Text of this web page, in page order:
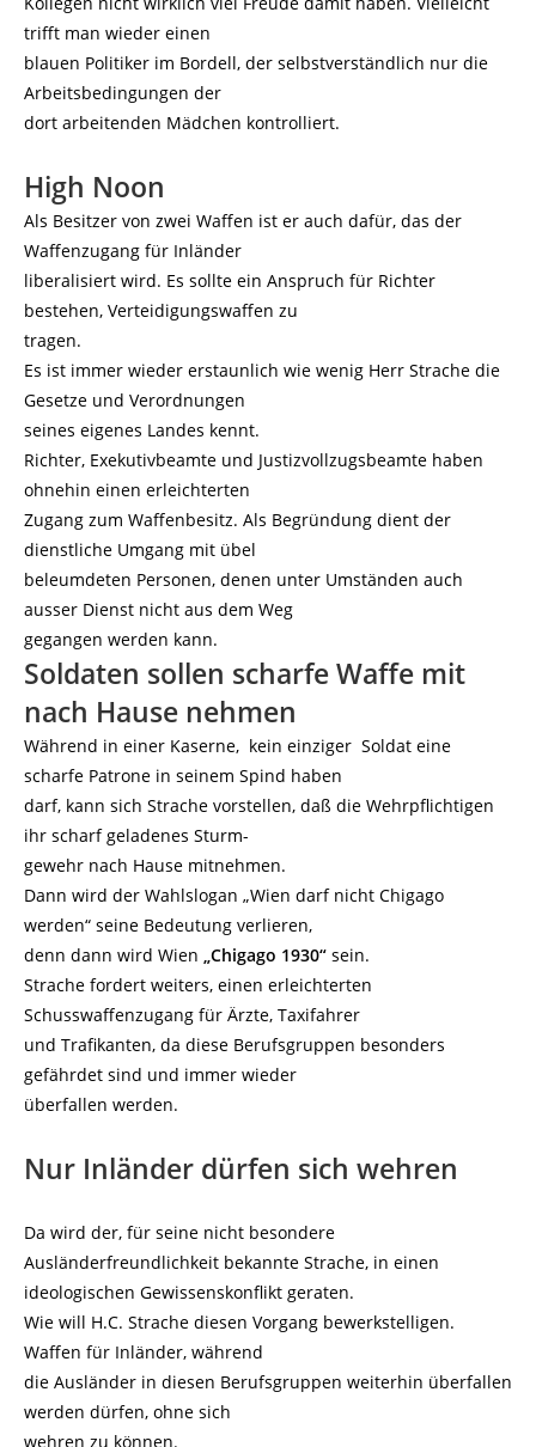
trifft man wieder einen
blauen Politiker im Bordell, der selbstverständlich nur die
Arbeitsbedingungen der
dort arbeitenden Mädchen kontrolliert.
High Noon
Als Besitzer von zwei Waffen ist er auch dafür, das der
Waffenzugang für Inländer
liberalisiert wird. Es sollte ein Anspruch für Richter
bestehen, Verteidigungswaffen zu
tragen.
Es ist immer wieder erstaunlich wie wenig Herr Strache die
Gesetze und Verordnungen
seines eigenes Landes kennt.
Richter, Exekutivbeamte und Justizvollzugsbeamte haben
ohnehin einen erleichterten
Zugang zum Waffenbesitz. Als Begründung dient der
dienstliche Umgang mit übel
beleumdeten Personen, denen unter Umständen auch
ausser Dienst nicht aus dem Weg
gegangen werden kann.
Soldaten sollen scharfe Waffe mit
nach Hause nehmen
Während in einer Kaserne, kein einziger Soldat eine
scharfe Patrone in seinem Spind haben
darf, kann sich Strache vorstellen, daß die Wehrpflichtigen
ihr scharf geladenes Sturm-
gewehr nach Hause mitnehmen.
Dann wird der Wahlslogan „Wien darf nicht Chigago
werden“ seine Bedeutung verlieren,
denn dann wird Wien „Chigago 1930“ sein.
Strache fordert weiters, einen erleichterten
Schusswaffenzugang für Ärzte, Taxifahrer
und Trafikanten, da diese Berufsgruppen besonders
gefährdet sind und immer wieder
überfallen werden.
Nur Inländer dürfen sich wehren
Da wird der, für seine nicht besondere
Ausländerfreundlichkeit bekannte Strache, in einen
ideologischen Gewissenskonflikt geraten.
Wie will H.C. Strache diesen Vorgang bewerkstelligen.
Waffen für Inländer, während
die Ausländer in diesen Berufsgruppen weiterhin überfallen
werden dürfen, ohne sich
wehren zu können.